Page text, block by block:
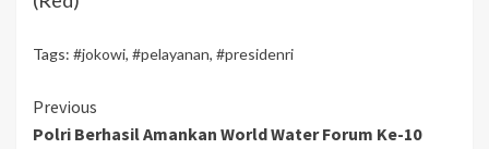
Tags: #jokowi, #pelayanan, #presidenri
Previous
Polri Berhasil Amankan World Water Forum Ke-10